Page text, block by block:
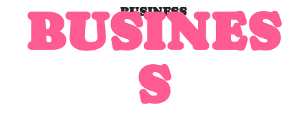
BUSINESS
BUSINES
S